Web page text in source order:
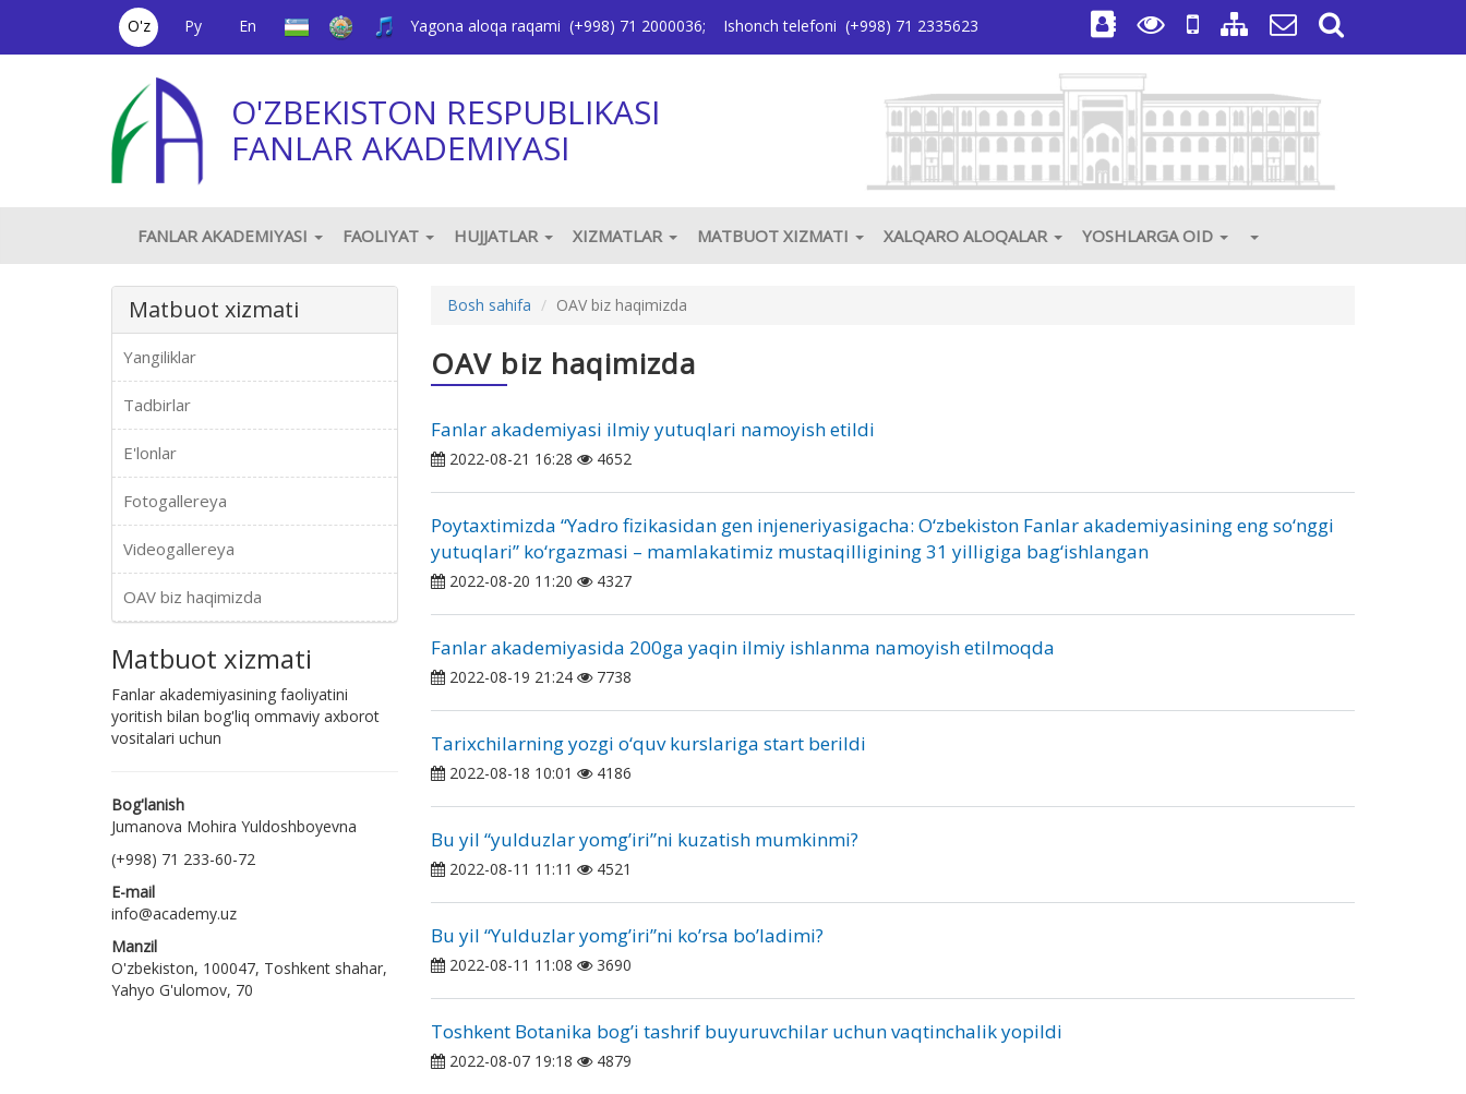
O'z Ру En Yagona aloqa raqami (+998) 71 2000036; Ishonch telefoni (+998) 71 2335623
O'ZBEKISTON RESPUBLIKASI
FANLAR AKADEMIYASI
FANLAR AKADEMIYASI FAOLIYAT HUJJATLAR XIZMATLAR MATBUOT XIZMATI XALQARO ALOQALAR YOSHLARGA OID
Matbuot xizmati
Yangiliklar
Tadbirlar
E'lonlar
Fotogallereya
Videogallereya
OAV biz haqimizda
Matbuot xizmati
Fanlar akademiyasining faoliyatini
yoritish bilan bog'liq ommaviy axborot
vositalari uchun
Bog'lanish
Jumanova Mohira Yuldoshboyevna
(+998) 71 233-60-72
E-mail
info@academy.uz
Manzil
O'zbekiston, 100047, Toshkent shahar,
Yahyo G'ulomov, 70
Bosh sahifa OAV biz haqimizda
OAV biz haqimizda
Fanlar akademiyasi ilmiy yutuqlari namoyish etildi
2022-08-21 16:28 4652
Poytaxtimizda “Yadro fizikasidan gen injeneriyasigacha: O‘zbekiston Fanlar akademiyasining eng so‘nggi
yutuqlari” ko‘rgazmasi – mamlakatimiz mustaqilligining 31 yilligiga bag‘ishlangan
2022-08-20 11:20 4327
Fanlar akademiyasida 200ga yaqin ilmiy ishlanma namoyish etilmoqda
2022-08-19 21:24 7738
Tarixchilarning yozgi o‘quv kurslariga start berildi
2022-08-18 10:01 4186
Bu yil “yulduzlar yomgʼiri”ni kuzatish mumkinmi?
2022-08-11 11:11 4521
Bu yil “Yulduzlar yomgʼiri”ni koʼrsa boʼladimi?
2022-08-11 11:08 3690
Toshkent Botanika bogʼi tashrif buyuruvchilar uchun vaqtinchalik yopildi
2022-08-07 19:18 4879